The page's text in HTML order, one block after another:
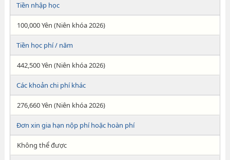
Tiền nhập học
100,000 Yên (Niên khóa 2026)
Tiền học phí / năm
442,500 Yên (Niên khóa 2026)
Các khoản chi phí khác
276,660 Yên (Niên khóa 2026)
Đơn xin gia hạn nộp phí hoặc hoàn phí
Không thể được